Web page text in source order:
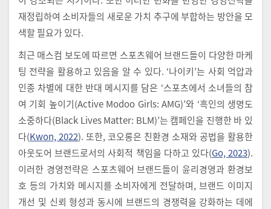
재정립하여 소비자들의 새로운 가치 추구에 부합하는 방안을 모
색할 필요가 있다.
최근 매스컴 보도에 따르면 스포츠웨어 브랜드들이 다양한 마케
팅 전략을 활용하고 있음을 알 수 있다. ‘나이키’는 사회 억압과
인종 차별에 대한 반대 메시지를 담은 ‘스포츠에서 소녀들의 참
여 기회 높이기(Active Modoo Girls: AMG)’와 ‘흑인의 생명도
소중하다(Black Lives Matter: BLM)’는 캠페인을 진행한 바 있
다(Kwon, 2022). 또한, 코오롱은 친환경 소재와 공법을 활용한
아웃도어 브랜드로서의 사회적 책임을 다하고 있다(Go, 2023).
이러한 경영전략은 스포츠웨어 브랜드들이 윤리경영과 환경보
호 등의 가치와 메시지를 소비자에게 전달하며, 브랜드 이미지
개선 및 신뢰 형성과 동시에 브랜드의 경쟁력을 강화하는 데에